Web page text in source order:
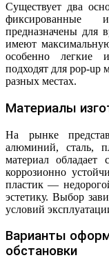
Существует два
предназначены для
имеют
особенно легкие
подходят для pop-up
разных местах.
Материалы
На рынке
алюминий, сталь,
материал
коррозионно
пластик —
эстетику. Выбор
условий
Варианты
обстановки